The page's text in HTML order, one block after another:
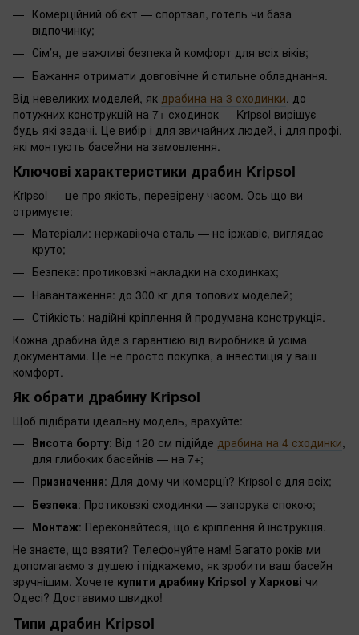
Комерційний об’єкт — спортзал, готель чи база
відпочинку;
Сім’я, де важливі безпека й комфорт для всіх віків;
Бажання отримати довговічне й стильне обладнання.
Від невеликих моделей, як драбина на 3 сходинки, до
потужних конструкцій на 7+ сходинок — Kripsol вирішує
будь-які задачі. Це вибір і для звичайних людей, і для профі,
які монтують басейни на замовлення.
Ключові характеристики драбин Kripsol
Kripsol — це про якість, перевірену часом. Ось що ви
отримуєте:
Матеріали: нержавіюча сталь — не іржавіє, виглядає
круто;
Безпека: протиковзкі накладки на сходинках;
Навантаження: до 300 кг для топових моделей;
Стійкість: надійні кріплення й продумана конструкція.
Кожна драбина йде з гарантією від виробника й усіма
документами. Це не просто покупка, а інвестиція у ваш
комфорт.
Як обрати драбину Kripsol
Щоб підібрати ідеальну модель, врахуйте:
Висота борту: Від 120 см підійде драбина на 4 сходинки,
для глибоких басейнів — на 7+;
Призначення: Для дому чи комерції? Kripsol є для всіх;
Безпека: Протиковзкі сходинки — запорука спокою;
Монтаж: Переконайтеся, що є кріплення й інструкція.
Не знаєте, що взяти? Телефонуйте нам! Багато років ми
допомагаємо з душею і підкажемо, як зробити ваш басейн
зручнішим. Хочете купити драбину Kripsol у Харкові чи
Одесі? Доставимо швидко!
Типи драбин Kripsol